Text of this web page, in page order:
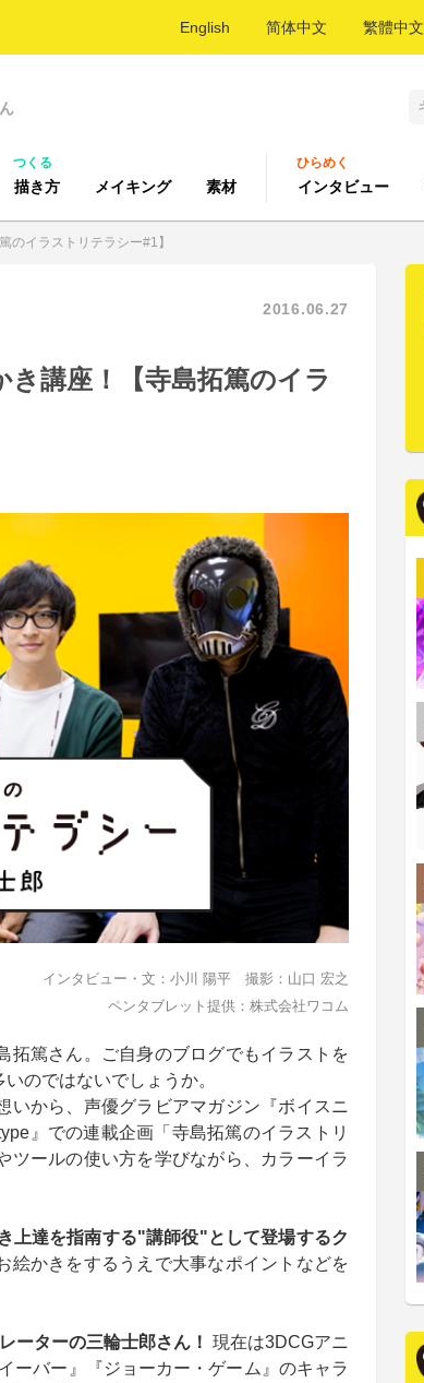
English 简体中文 繁體中文
つくる
描き方 メイキング 素材
ひらめく
インタビュー
のイラストリテラシー#1】
2016.06.27
講座！【寺島拓篤のイラ
インタビュー・文：小川 陽平 撮影：山口 宏之
ペンタブレット提供：株式会社ワコム
拓篤さん。ご自身のブログでもイラストを
のではないでしょうか。
いから、声優グラビアマガジン『ボイスニ
』での連載企画「寺島拓篤のイラストリ
ールの使い方を学びながら、カラーイラ
上達を指南する"講師役"として登場するク
絵かきをするうえで大事なポイントなどを
ーターの三輪士郎さん！ 現在は3DCGアニ
ーバー』『ジョーカー・ゲーム』のキャラ